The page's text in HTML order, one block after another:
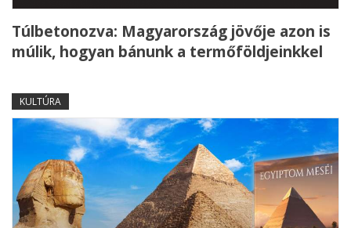
Túlbetonozva: Magyarország jövője azon is
múlik, hogyan bánunk a termőföldjeinkkel
KULTÚRA